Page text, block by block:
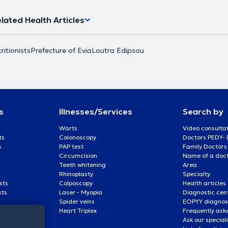
για 3
ανεπάρκεια,
Σεμιναρίων
Διεθνή
και
όπου
λόγους και
αθλητές,
ενυδάτωση
και
Health Articles
Prefecture of EviaLoutra Edipsou
Illnesses/Services
Warts
Colonoscopy
PAP test
Circumcision
Teeth whitening
Rhinoplasty
Colposcopy
Laser - Myopia
Spider veins
Heart Triplex
Search by
Video
Doctors PEDY-
Family Doctors
Name of a
Area
Specialty
Health articles
Diagnostic
EOPYY
Frequently
Ask our